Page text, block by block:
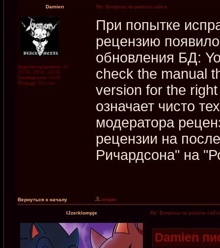
Damien Re: Вопросы по работе сайта
Зарегистрирован: Вт
15.01.2008, 18:00
Сообщения: 4048
Откуда: Москва
При попытке
рецензию
обновления БД:
check the manual
version for the
означает чисто
модератора
рецензии на
Ричардсона" на
Вернуться к началу
IJzerklompje Re: Вопросы по работе
Damien